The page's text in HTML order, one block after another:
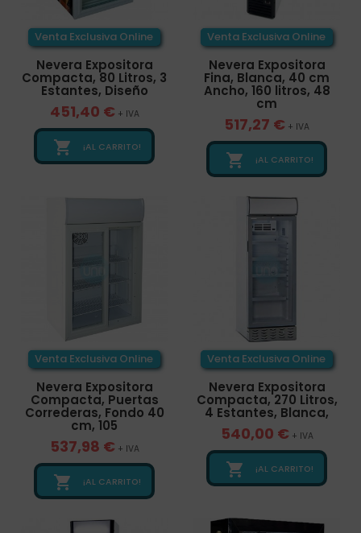
Venta Exclusiva Online
Nevera Expositora
Compacta, 80 Litros, 3
Estantes, Diseño
451,40 € + IVA
 ¡AL CARRITO!
Venta Exclusiva Online
Nevera Expositora
Fina, Blanca, 40 cm
Ancho, 160 litros, 48
cm
517,27 € + IVA
 ¡AL CARRITO!
Venta Exclusiva Online
Nevera Expositora
Compacta, Puertas
Correderas, Fondo 40
cm, 105
537,98 € + IVA
 ¡AL CARRITO!
Venta Exclusiva Online
Nevera Expositora
Compacta, 270 Litros,
4 Estantes, Blanca,
540,00 € + IVA
 ¡AL CARRITO!